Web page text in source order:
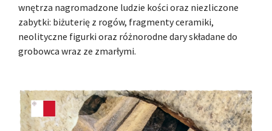
wnętrza nagromadzone ludzie kości oraz niezliczone
zabytki: biżuterię z rogów, fragmenty ceramiki,
neolityczne figurki oraz różnorodne dary składane do
grobowca wraz ze zmarłymi.